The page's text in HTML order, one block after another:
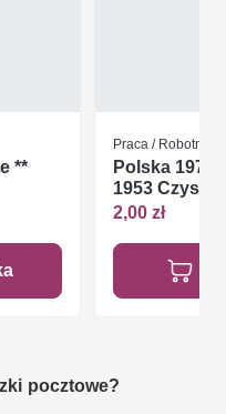
**
Praca / Robotnicy
Polska 1971
1953 Czyste
2,00 zł
pocztowe?